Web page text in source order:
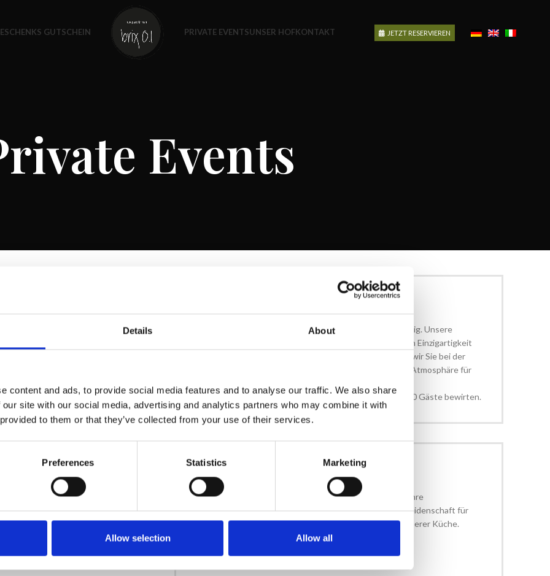
Details About
content and ads, to provide social media features and to analyse our traffic. We also share
site with our social media, advertising and analytics partners who may combine it with
to them or that they’ve collected from your use of their services.
Preferences Statistics Marketing
Allow selection Allow all
GUTSCHEIN PRIVATE EVENTSUNSER HOFKONTAKT JETZT RESERVIEREN
Events
exklusiven Ort inmitten
Location die perfekt
Terrasse mit Seeblick
für Hochzeiten, private
und jeden Wunsch
von privaten
Im Brix 0.1 ist jede Veranstaltung anders und einzigartig. Unsere
Hochzeitspakete wurden erstellt, um unseren Kunden Einzigartigkeit
und Individualität zu bieten. Von Anfang an begleiten wir Sie bei der
Auswahl aller Details und Wünsche, um die schönste Atmosphäre für
In einer exklusiven Umgebungen können wir bis zu 250 Gäste bewirten.
CATERING
Brix 0.1 Catering entstand aus dem Wunsch heraus, Ihre
Veranstaltungen zu etwas Besonderem zu machen. Leidenschaft für
Essen und Liebe zum Detail sind die Hauptzutaten unserer Küche.